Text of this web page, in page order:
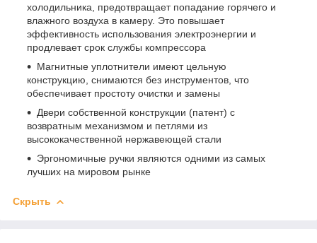
холодильника, предотвращает попадание горячего и
влажного воздуха в камеру. Это повышает
эффективность использования электроэнергии и
продлевает срок службы компрессора
Магнитные уплотнители имеют цельную
конструкцию, снимаются без инструментов, что
обеспечивает простоту очистки и замены
Двери собственной конструкции (патент) с
возвратным механизмом и петлями из
высококачественной нержавеющей стали
Эргономичные ручки являются одними из самых
лучших на мировом рынке
Скрыть